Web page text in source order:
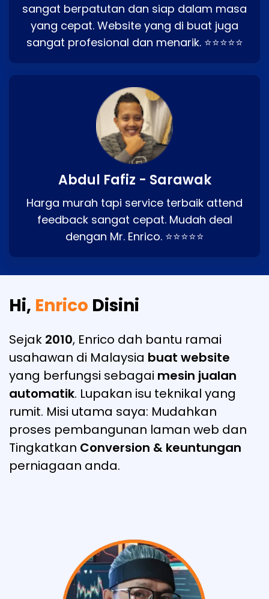
sangat berpatutan dan siap dalam masa
yang cepat. Website yang di buat juga
sangat profesional dan menarik. ⭐⭐⭐⭐⭐
Abdul Fafiz - Sarawak
Harga murah tapi service terbaik attend
feedback sangat cepat. Mudah deal
dengan Mr. Enrico. ⭐⭐⭐⭐⭐
Hi, Enrico Disini
Sejak 2010, Enrico dah bantu ramai
usahawan di Malaysia buat website
yang berfungsi sebagai mesin jualan
automatik. Lupakan isu teknikal yang
rumit. Misi utama saya: Mudahkan
proses pembangunan laman web dan
Tingkatkan Conversion & keuntungan
perniagaan anda.